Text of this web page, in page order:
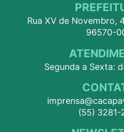
Rua XV de Novembro,
96570-
Segunda a Sexta:
(55) 3281-